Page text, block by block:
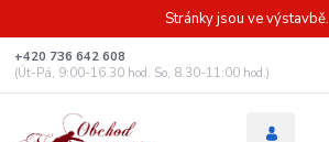
Stránky jsou ve výstavbě.
+420 736 642 608
(Út-Pá, 9:00-16.30 hod. So, 8.30-11:00 hod.)